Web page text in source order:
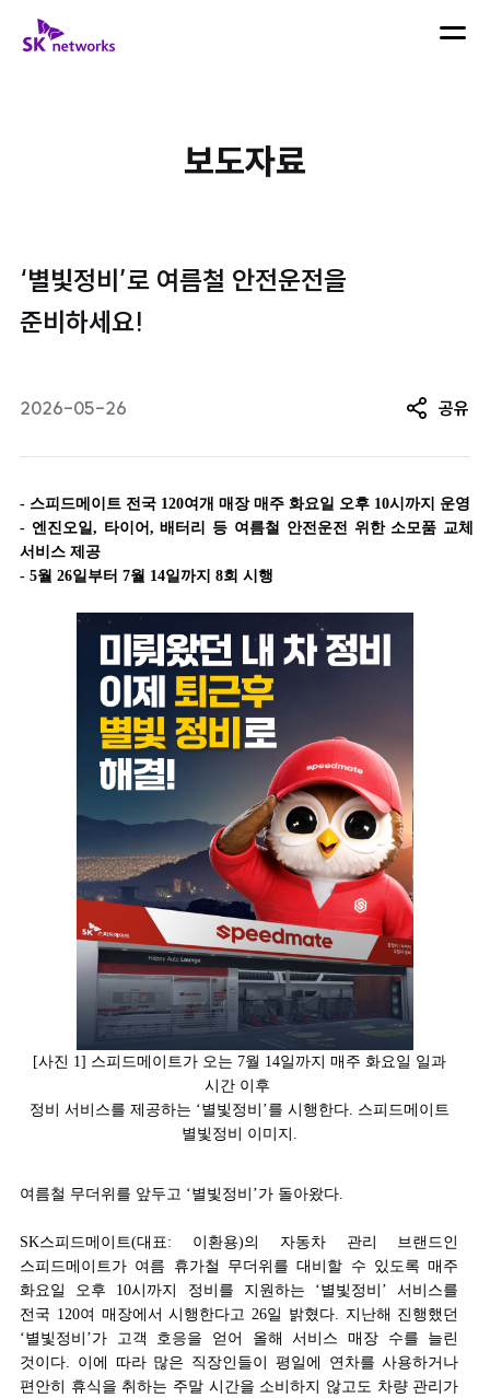
SK 네트웍스 로고 메뉴 열기
보도자료
‘별빛정비’로 여름철 안전운전을
준비하세요!
2026-05-26 공유
- 스피드메이트 전국 120여개 매장 매주 화요일 오후 10시까지 운영
- 엔진오일, 타이어, 배터리 등 여름철 안전운전 위한 소모품 교체
서비스 제공
- 5월 26일부터 7월 14일까지 8회 시행
[사진 1] 스피드메이트가 오는 7월 14일까지 매주 화요일 일과
시간 이후
정비 서비스를 제공하는 ‘별빛정비’를 시행한다. 스피드메이트
별빛정비 이미지.
여름철 무더위를 앞두고 ‘별빛정비’가 돌아왔다.
SK스피드메이트(대표: 이환용)의 자동차 관리 브랜드인
스피드메이트가 여름 휴가철 무더위를 대비할 수 있도록 매주
화요일 오후 10시까지 정비를 지원하는 ‘별빛정비’ 서비스를
전국 120여 매장에서 시행한다고 26일 밝혔다. 지난해 진행했던
‘별빛정비’가 고객 호응을 얻어 올해 서비스 매장 수를 늘린
것이다. 이에 따라 많은 직장인들이 평일에 연차를 사용하거나
편안히 휴식을 취하는 주말 시간을 소비하지 않고도 차량 관리가